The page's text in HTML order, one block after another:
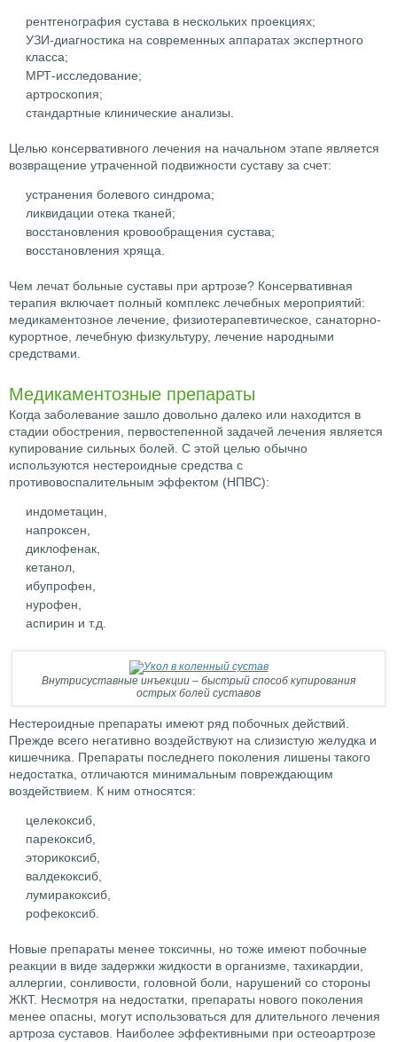
рентгенография сустава в нескольких проекциях;
УЗИ-диагностика на современных аппаратах экспертного
класса;
МРТ-исследование;
артроскопия;
стандартные клинические анализы.
Целью консервативного лечения на начальном этапе является
возвращение утраченной подвижности суставу за счет:
устранения болевого синдрома;
ликвидации отека тканей;
восстановления кровообращения сустава;
восстановления хряща.
Чем лечат больные суставы при артрозе? Консервативная
терапия включает полный комплекс лечебных мероприятий:
медикаментозное лечение, физиотерапевтическое, санаторно-
курортное, лечебную физкультуру, лечение народными
средствами.
Медикаментозные препараты
Когда заболевание зашло довольно далеко или находится в
стадии обострения, первостепенной задачей лечения является
купирование сильных болей. С этой целью обычно
используются нестероидные средства с
противовоспалительным эффектом (НПВС):
индометацин,
напроксен,
диклофенак,
кетанол,
ибупрофен,
нурофен,
аспирин и т.д.
Внутрисуставные инъекции – быстрый способ купирования
острых болей суставов
Нестероидные препараты имеют ряд побочных действий.
Прежде всего негативно воздействуют на слизистую желудка и
кишечника. Препараты последнего поколения лишены такого
недостатка, отличаются минимальным повреждающим
воздействием. К ним относятся:
целекоксиб,
парекоксиб,
эторикоксиб,
валдекоксиб,
лумиракоксиб,
рофекоксиб.
Новые препараты менее токсичны, но тоже имеют побочные
реакции в виде задержки жидкости в организме, тахикардии,
аллергии, сонливости, головной боли, нарушений со стороны
ЖКТ. Несмотря на недостатки, препараты нового поколения
менее опасны, могут использоваться для длительного лечения
артроза суставов. Наиболее эффективными при остеоартрозе